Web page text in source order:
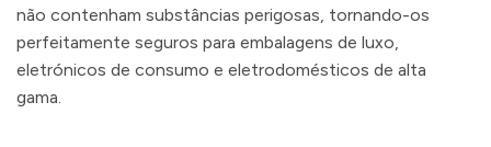
não contenham substâncias perigosas, tornando-os
perfeitamente seguros para embalagens de luxo,
eletrónicos de consumo e eletrodomésticos de alta
gama.